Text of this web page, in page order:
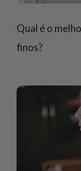
Qual é o
finos?